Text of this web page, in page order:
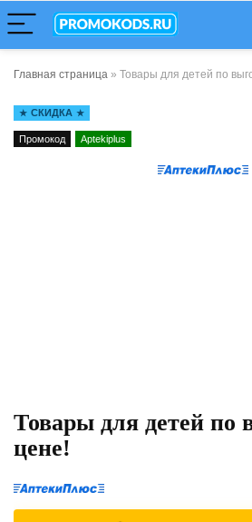
Главная страница » Товары для детей по
СКИДКА
Промокод Aptekiplus
Товары для детей по
цене!